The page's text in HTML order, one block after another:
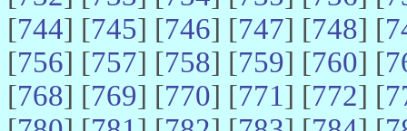
[744] [745] [746] [747] [748] [
[756] [757] [758] [759] [760] [
[768] [769] [770] [771] [772] [